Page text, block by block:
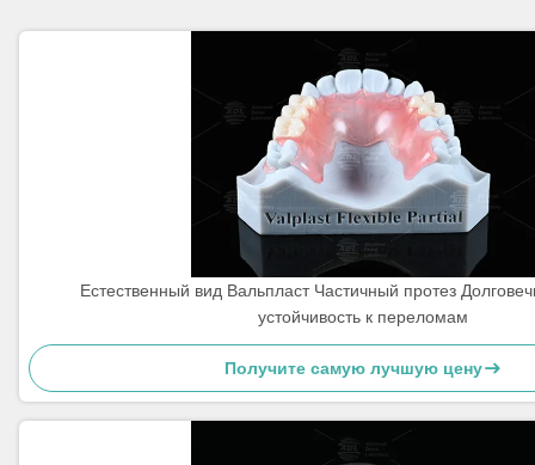
Естественный вид Вальпласт Частичный протез
устойчивость к переломам
Получите самую лучшую цену